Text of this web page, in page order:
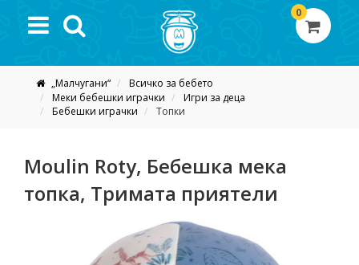
0
„Малчугани“
Всичко за бебето
Меки бебешки играчки
Игри за деца
Бебешки играчки
Топки
Moulin Roty, Бебешка мека
топка, Тримата приятели